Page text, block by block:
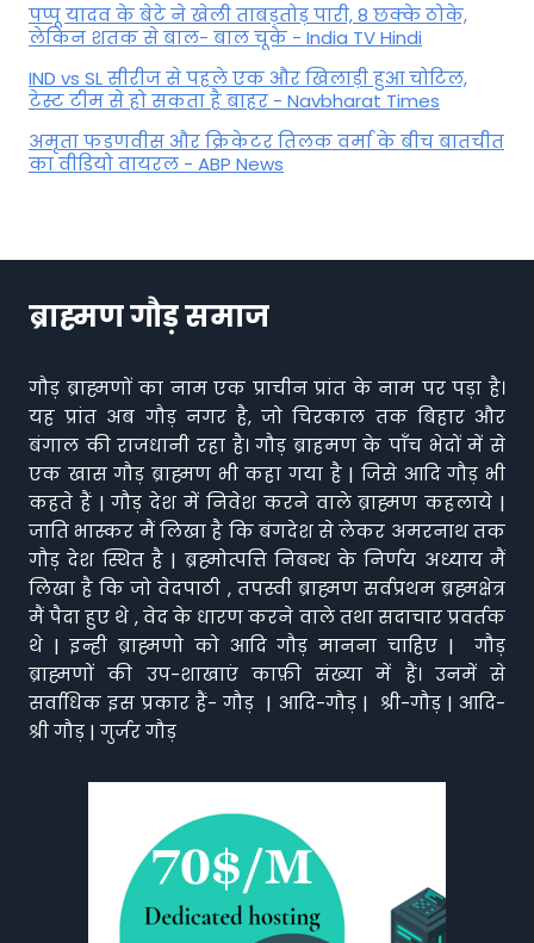
पप्पू यादव के बेटे ने खेली ताबड़तोड़ पारी, 8 छक्के ठोके,
लेकिन शतक से बाल- बाल चूके - India TV Hindi
IND vs SL सीरीज से पहले एक और खिलाड़ी हुआ चोटिल,
टेस्ट टीम से हो सकता है बाहर - Navbharat Times
अमृता फडणवीस और क्रिकेटर तिलक वर्मा के बीच बातचीत
का वीडियो वायरल - ABP News
ब्राह्मण गौड़ समाज
गौड़ ब्राह्मणों का नाम एक प्राचीन प्रांत के नाम पर पड़ा है।
यह प्रांत अब गौड़ नगर है, जो चिरकाल तक बिहार और
बंगाल की राजधानी रहा है। गौड़ ब्राहमण के पाँच भेदों में से
एक खास गौड़ ब्राह्मण भी कहा गया है | जिसे आदि गौड़ भी
कहते हैं | गौड़ देश में निवेश करने वाले ब्राह्मण कहलाये |
जाति भास्कर मैं लिखा है कि बंगदेश से लेकर अमरनाथ तक
गौड़ देश स्थित है | ब्रह्मोत्पत्ति निबन्ध के निर्णय अध्याय मैं
लिखा है कि जो वेदपाठी , तपस्वी ब्राह्मण सर्वप्रथम ब्रह्मक्षेत्र
मैं पैदा हुए थे , वेद के धारण करने वाले तथा सदाचार प्रवर्तक
थे | इन्ही ब्राह्मणो को आदि गौड़ मानना चाहिए | गौड़
ब्राह्मणों की उप-शाखाएं काफ़ी संख्या में हैं। उनमें से
सर्वाधिक इस प्रकार हैं- गौड़ | आदि-गौड़ | श्री-गौड़ | आदि-
श्री गौड़ | गुर्जर गौड़